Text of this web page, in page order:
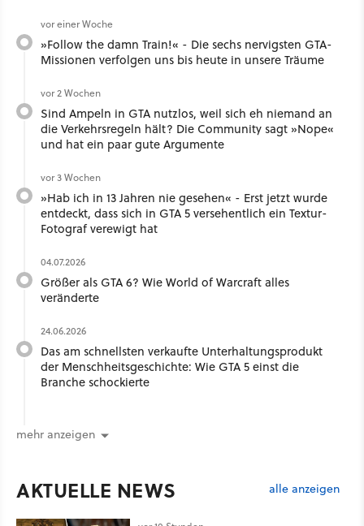
vor einer Woche
»Follow the damn Train!« - Die sechs nervigsten GTA-
Missionen verfolgen uns bis heute in unsere Träume
vor 2 Wochen
Sind Ampeln in GTA nutzlos, weil sich eh niemand an
die Verkehrsregeln hält? Die Community sagt »Nope«
und hat ein paar gute Argumente
vor 3 Wochen
»Hab ich in 13 Jahren nie gesehen« - Erst jetzt wurde
entdeckt, dass sich in GTA 5 versehentlich ein Textur-
Fotograf verewigt hat
04.07.2026
Größer als GTA 6? Wie World of Warcraft alles
veränderte
24.06.2026
Das am schnellsten verkaufte Unterhaltungsprodukt
der Menschheitsgeschichte: Wie GTA 5 einst die
Branche schockierte
mehr anzeigen
AKTUELLE NEWS alle anzeigen